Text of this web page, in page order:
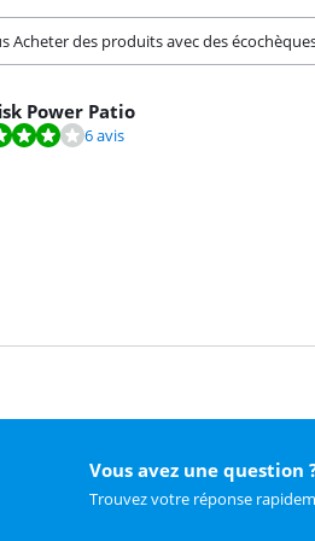
Acheter des produits avec des
Power Patio
6 avis
Vous avez une question
Trouvez votre réponse